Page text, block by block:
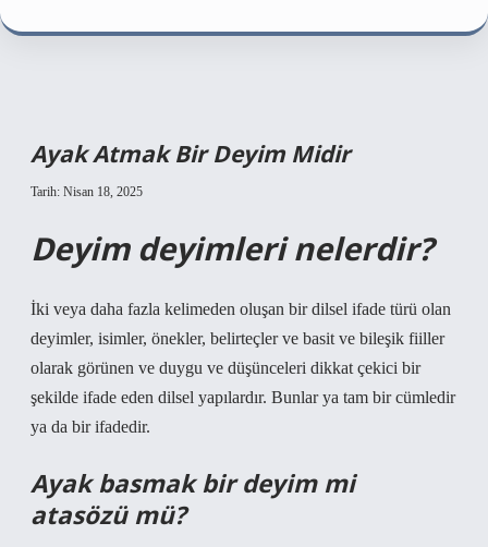
Ayak Atmak Bir Deyim Midir
Tarih: Nisan 18, 2025
Deyim deyimleri nelerdir?
İki veya daha fazla kelimeden oluşan bir dilsel ifade türü olan
deyimler, isimler, önekler, belirteçler ve basit ve bileşik fiiller
olarak görünen ve duygu ve düşünceleri dikkat çekici bir
şekilde ifade eden dilsel yapılardır. Bunlar ya tam bir cümledir
ya da bir ifadedir.
Ayak basmak bir deyim mi
atasözü mü?